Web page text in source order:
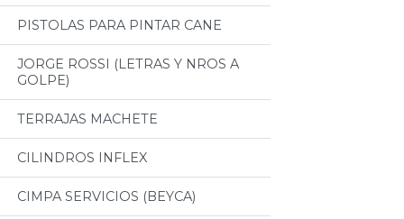
PISTOLAS PARA PINTAR CANE
JORGE ROSSI (LETRAS Y NROS A
GOLPE)
TERRAJAS MACHETE
CILINDROS INFLEX
CIMPA SERVICIOS (BEYCA)